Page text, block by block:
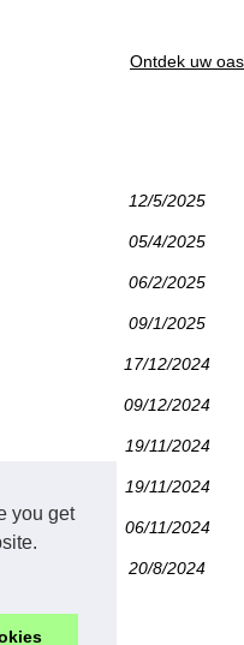
you get
Ontdek uw
12/5/2025
05/4/2025
06/2/2025
09/1/2025
17/12/2024
09/12/2024
19/11/2024
19/11/2024
06/11/2024
20/8/2024